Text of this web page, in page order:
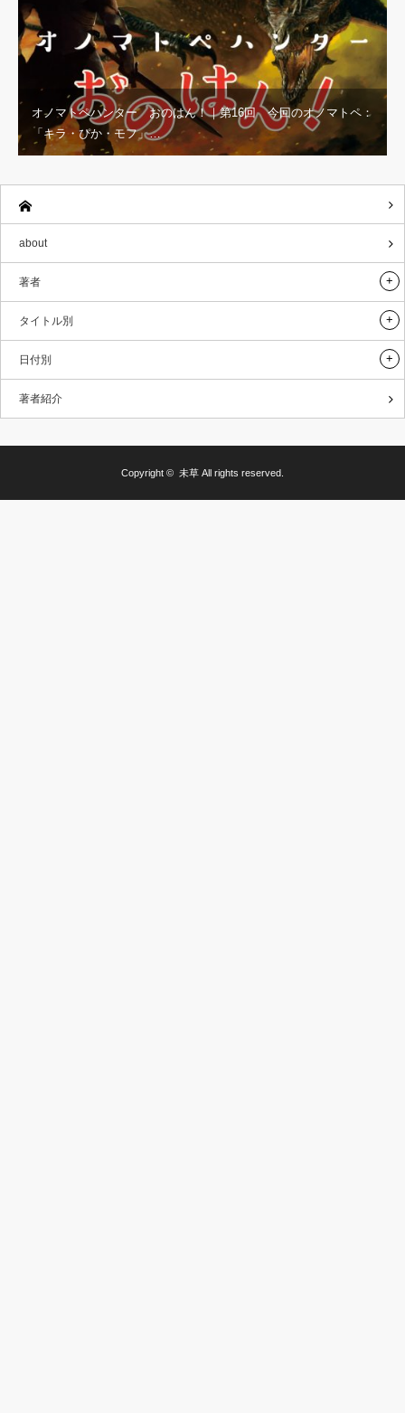
オノマトペハンター おのはん！｜第16回 今回のオノマトペ：
「キラ・ぴか・モフ」…
about
著者
タイトル別
日付別
著者紹介
Copyright © 未草 All rights reserved.